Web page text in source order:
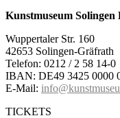
Kunstmuseum Solingen
Wuppertaler Str. 160
42653 Solingen-Gräfrath
Telefon: 0212 / 2 58 14-0
IBAN: DE49 3425 0000
E-Mail:
TICKETS